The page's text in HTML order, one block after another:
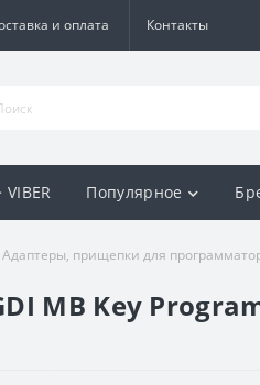
и оплата Контакты
VIBER Популярное
Адаптеры, прищепки для
MB Key